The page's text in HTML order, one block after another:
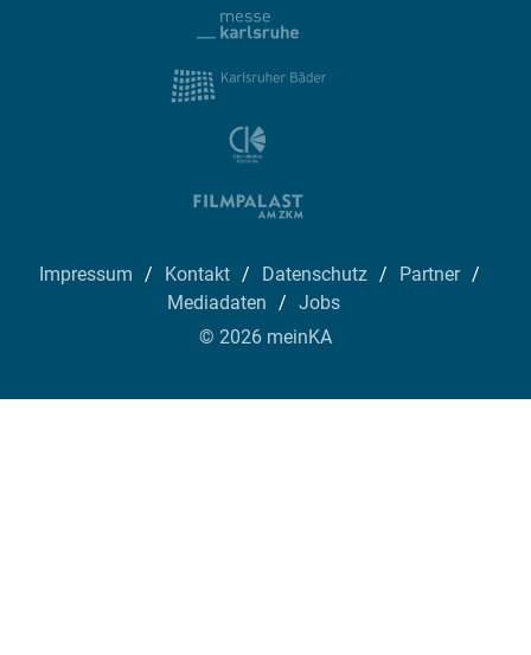
Impressum Kontakt Datenschutz
Partner
Mediadaten
Jobs
© 2026 meinKA